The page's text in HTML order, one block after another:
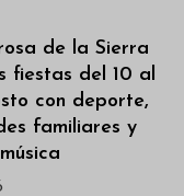
de la Sierra
fiestas del 10 al
con deporte,
familiares y
música